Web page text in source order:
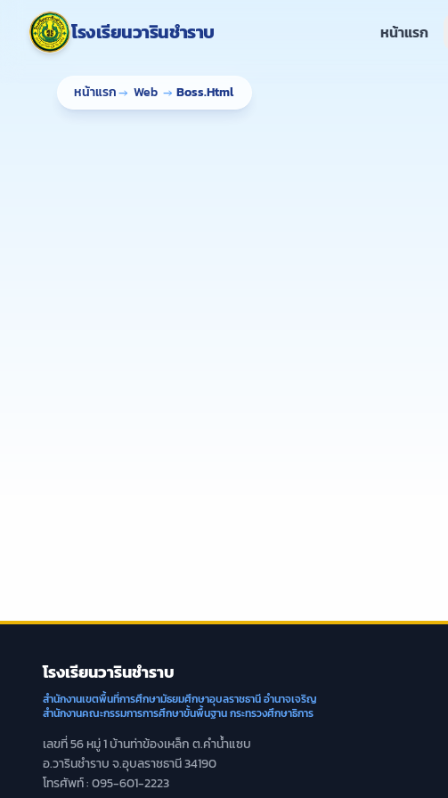
ข้ามไปยังเนื้อหาหลัก
โรงเรียนวารินชำราบ หน้าแรก
หน้าแรก→ Web → Boss.Html
โรงเรียนวารินชำราบ
สำนักงานเขตพื้นที่การศึกษามัธยมศึกษาอุบลราชธานี อำนาจเจริญ
สำนักงานคณะกรรมการการศึกษาขั้นพื้นฐาน กระทรวงศึกษาธิการ
เลขที่ 56 หมู่ 1 บ้านท่าข้องเหล็ก ต.คำน้ำแซบ
อ.วารินชำราบ จ.อุบลราชธานี 34190
โทรศัพท์ : 095-601-2223